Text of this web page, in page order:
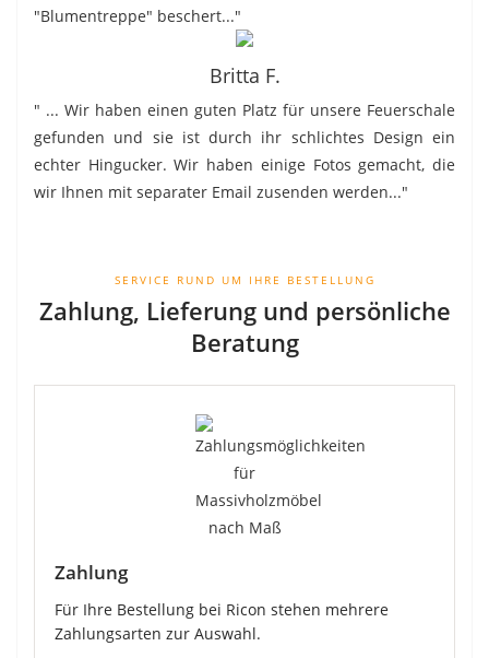
"Blumentreppe" beschert..."
Britta F.
" ... Wir haben einen guten Platz für unsere Feuerschale
gefunden und sie ist durch ihr schlichtes Design ein
echter Hingucker. Wir haben einige Fotos gemacht, die
wir Ihnen mit separater Email zusenden werden..."
SERVICE RUND UM IHRE BESTELLUNG
Zahlung, Lieferung und persönliche
Beratung
Zahlung
Für Ihre Bestellung bei Ricon stehen mehrere
Zahlungsarten zur Auswahl.